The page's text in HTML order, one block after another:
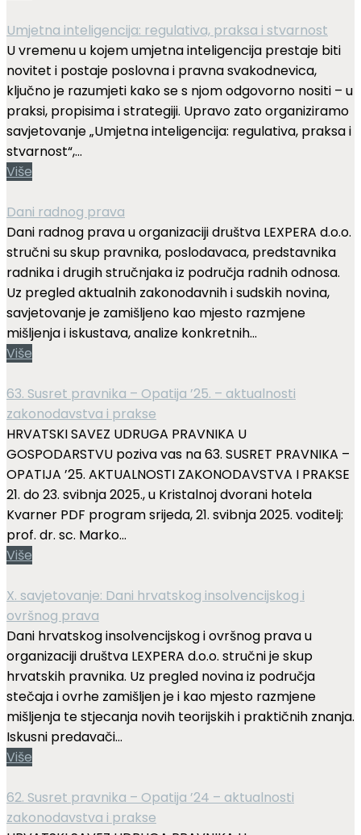
Umjetna inteligencija: regulativa, praksa i stvarnost
U vremenu u kojem umjetna inteligencija prestaje biti
novitet i postaje poslovna i pravna svakodnevica,
ključno je razumjeti kako se s njom odgovorno nositi – u
praksi, propisima i strategiji. Upravo zato organiziramo
savjetovanje „Umjetna inteligencija: regulativa, praksa i
stvarnost“,...
Više
Dani radnog prava
Dani radnog prava u organizaciji društva LEXPERA d.o.o.
stručni su skup pravnika, poslodavaca, predstavnika
radnika i drugih stručnjaka iz područja radnih odnosa.
Uz pregled aktualnih zakonodavnih i sudskih novina,
savjetovanje je zamišljeno kao mjesto razmjene
mišljenja i iskustava, analize konkretnih...
Više
63. Susret pravnika – Opatija ’25. – aktualnosti
zakonodavstva i prakse
HRVATSKI SAVEZ UDRUGA PRAVNIKA U
GOSPODARSTVU poziva vas na 63. SUSRET PRAVNIKA –
OPATIJA ’25. AKTUALNOSTI ZAKONODAVSTVA I PRAKSE
21. do 23. svibnja 2025., u Kristalnoj dvorani hotela
Kvarner PDF program srijeda, 21. svibnja 2025. voditelj:
prof. dr. sc. Marko...
Više
X. savjetovanje: Dani hrvatskog insolvencijskog i
ovršnog prava
Dani hrvatskog insolvencijskog i ovršnog prava u
organizaciji društva LEXPERA d.o.o. stručni je skup
hrvatskih pravnika. Uz pregled novina iz područja
stečaja i ovrhe zamišljen je i kao mjesto razmjene
mišljenja te stjecanja novih teorijskih i praktičnih znanja.
Iskusni predavači...
Više
62. Susret pravnika – Opatija ’24 – aktualnosti
zakonodavstva i prakse